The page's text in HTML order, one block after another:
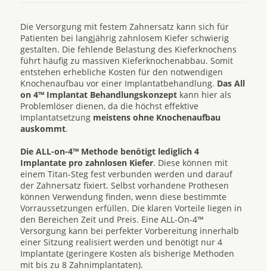
Die Versorgung mit festem Zahnersatz kann sich für
Patienten bei langjährig zahnlosem Kiefer schwierig
gestalten. Die fehlende Belastung des Kieferknochens
führt häufig zu massiven Kieferknochenabbau. Somit
entstehen erhebliche Kosten für den notwendigen
Knochenaufbau vor einer Implantatbehandlung. Das All
on 4™ Implantat Behandlungskonzept kann hier als
Problemlöser dienen, da die höchst effektive
Implantatsetzung meistens ohne Knochenaufbau
auskommt.
Die ALL-on-4™ Methode benötigt lediglich 4
Implantate pro zahnlosen Kiefer. Diese können mit
einem Titan-Steg fest verbunden werden und darauf
der Zahnersatz fixiert. Selbst vorhandene Prothesen
können Verwendung finden, wenn diese bestimmte
Vorraussetzungen erfüllen. Die klaren Vorteile liegen in
den Bereichen Zeit und Preis. Eine ALL-On-4™
Versorgung kann bei perfekter Vorbereitung innerhalb
einer Sitzung realisiert werden und benötigt nur 4
Implantate (geringere Kosten als bisherige Methoden
mit bis zu 8 Zahnimplantaten).